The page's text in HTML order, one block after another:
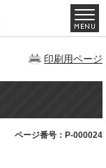
印刷用ページ
ページ番号：P-000024